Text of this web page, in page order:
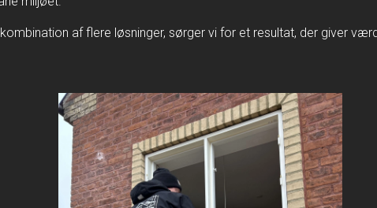
af flere løsninger, sørger vi for et resultat, der giver